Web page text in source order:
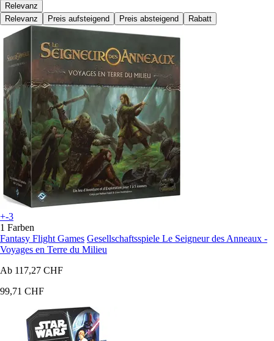
Relevanz
Relevanz
Preis aufsteigend Preis absteigend Rabatt
+-3
1 Farben
Fantasy Flight Games Gesellschaftsspiele Le Seigneur des Anneaux -
Voyages en Terre du Milieu
Ab 117,27 CHF
99,71 CHF